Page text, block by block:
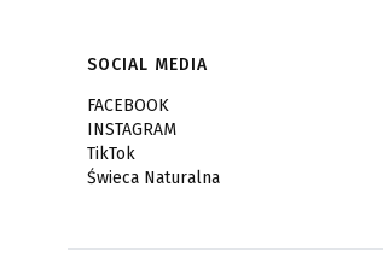
SOCIAL MEDIA
FACEBOOK
INSTAGRAM
TikTok
Świeca Naturalna